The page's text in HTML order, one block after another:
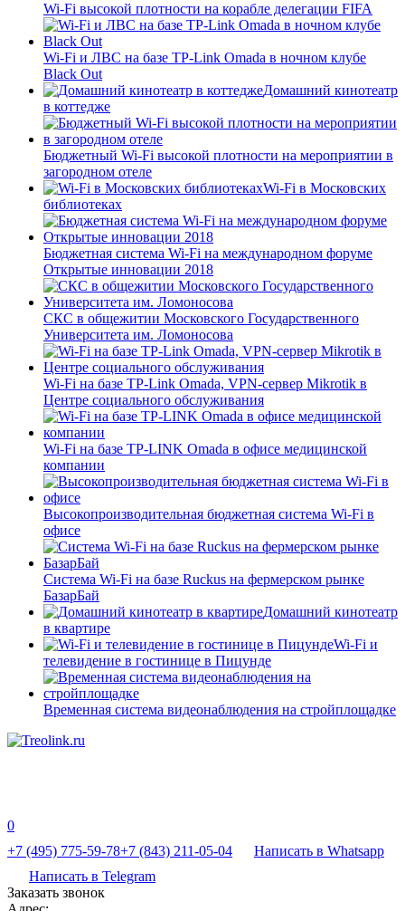
Wi-Fi высокой плотности на корабле делегации FIFA
Wi-Fi и ЛВС на базе TP-Link Omada в ночном клубе
Black Out
Домашний кинотеатр
в коттедже
Бюджетный Wi-Fi высокой плотности на мероприятии в
загородном отеле
Wi-Fi в Московских
библиотеках
Бюджетная система Wi-Fi на международном форуме
Открытые инновации 2018
СКС в общежитии Московского Государственного
Университета им. Ломоносова
Wi-Fi на базе TP-Link Omada, VPN-сервер Mikrotik в
Центре социального обслуживания
Wi-Fi на базе TP-LINK Omada в офисе медицинской
компании
Высокопроизводительная бюджетная система Wi-Fi в
офисе
Система Wi-Fi на базе Ruckus на фермерском рынке
БазарБай
Домашний кинотеатр
в квартире
Wi-Fi и
телевидение в гостинице в Пицунде
Временная система видеонаблюдения на стройплощадке
0
+7 (495) 775-59-78+7 (843) 211-05-04
Написать в Whatsapp
Написать в Telegram
Заказать звонок